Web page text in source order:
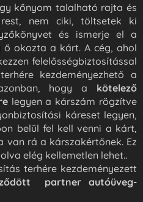
kőnyom talalható rajta és
rest, nem ciki, töltsetek ki
és ismerje el a
okozta a kárt. A cég, ahol
felelősségbiztosítással
kezdeményezhető a
hogy a kötelező
legyen a kárszám rögzítve
káreset legyen,
belül fel kell venni a kárt,
van rá a kárszakértőnek. Ez
elég kellemetlen lehet..
terhére kezdeményezett
partner autóüveg-